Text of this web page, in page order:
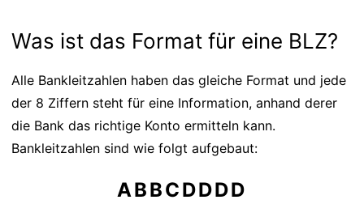
Was ist das Format für eine BLZ?
Alle Bankleitzahlen haben das gleiche Format und jede
der 8 Ziffern steht für eine Information, anhand derer
die Bank das richtige Konto ermitteln kann.
Bankleitzahlen sind wie folgt aufgebaut:
ABBCDDDD